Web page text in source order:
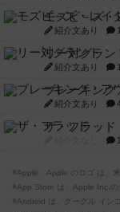
モズビ－ズ・
紹介文あり
リー対グラン
紹介文あり
ブレーキング
紹介文あり
ザ・フラッド
※Apple、Apple のロゴ は、
※App Store は、Apple Inc.の
※Android は、グーグル イン